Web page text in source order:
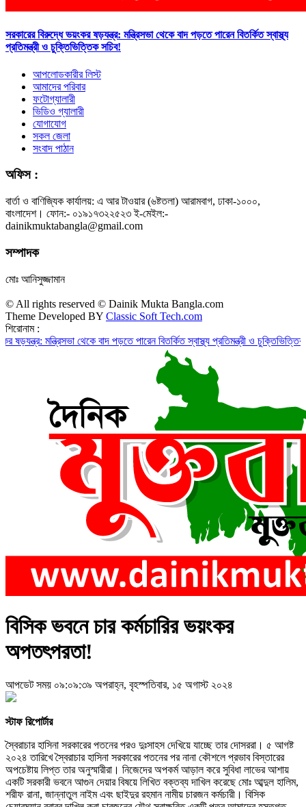
সরকারের বিরুদ্ধে ভয়ংকর ষড়যন্ত্র: মন্ত্রিসভা থেকে বাদ পড়তে পারেন বিতর্কিত স্বাস্থ্য
প্রতিমন্ত্রী ও চুক্তিভিত্তিক সচিব!
আপলোডকারীর লিস্ট
আমাদের পরিবার
ফটোগ্যালারী
ভিডিও গ্যালারী
যোগাযোগ
সকল জেলা
সংবাদ পাঠান
অফিস :
বার্তা ও বাণিজ্যিক কার্যালয়: এ আর টাওয়ার (৬ষ্টতলা) আরামবাগ, ঢাকা-১০০০,
বাংলাদেশ। ফোন:- ০১৯১৭৩২২৫২৩ ই-মেইল:-
dainikmuktabangla@gmail.com
সম্পাদক
মোঃ আনিসুজ্জামান
© All rights reserved © Dainik Mukta Bangla.com
Theme Developed BY Classic Soft Tech.com
শিরোনাম :
থেকে বাদ পড়তে পারেন বিতর্কিত স্বাস্থ্য প্রতিমন্ত্রী ও চুক্তিভিত্তিক সচিব!
বিসিক ভবনে চার কর্মচারির ভয়ংকর
অপতৎপরতা!
আপডেট সময় ০৯:০৯:৩৯ অপরাহ্ন, বৃহস্পতিবার, ১৫ অগাস্ট ২০২৪
স্টাফ রিপোর্টার
স্বৈরাচার হাসিনা সরকারের পতনের পরও দুঃসাহস দেখিয়ে যাচ্ছে তার দোসররা। ৫ আগষ্ট
২০২৪ তারিখে স্বৈরাচার হাসিনা সরকারের পতনের পর নানা কৌশলে প্রভাব বিস্তারের
অপচেষ্টায় লিপ্ত তার অনুস্মারীরা। নিজেদের অপকর্ম আড়াল করে সুবিধা লাভের আশায়
একটি সরকারী ভবনে আগুন দেয়ার বিষয়ে লিখিত বক্তব্য দাখিল করেছে মোঃ আব্দুল হালিম,
শরীফ রানা, জান্নাতুল নাইম এবং ছাইদুর রহমান নামীয় চারজন কর্মচারী। বিসিক